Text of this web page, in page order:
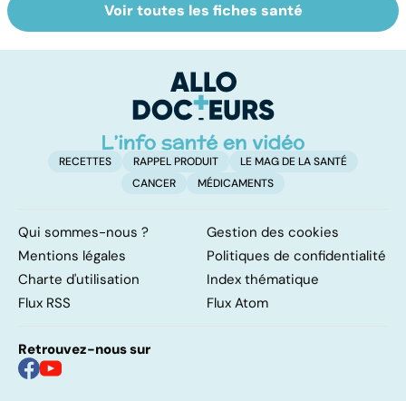
La tuberculose
pulmonaire
Le TDAH, un
trouble de
ou sans
hyperactivité
Voir toutes les fiches santé
RECETTES RAPPEL PRODUIT
LE MAG DE LA SANTÉ
CANCER
MÉDICAMENTS
Qui sommes-nous ?
Gestion des cookies
Mentions légales
Politiques de confidentialité
Charte d'utilisation
Index thématique
Flux RSS
Flux Atom
Retrouvez-nous sur